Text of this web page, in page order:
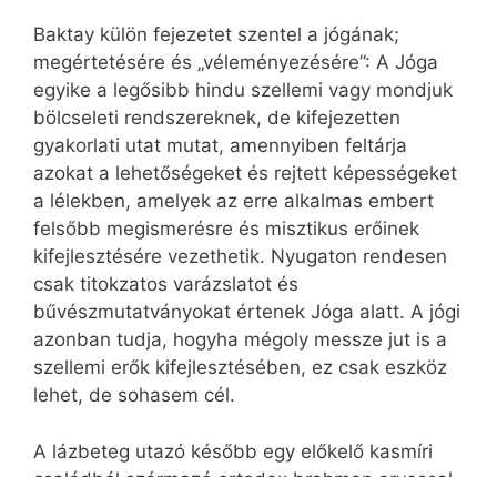
Baktay külön fejezetet szentel a jógának;
megértetésére és „véleményezésére”: A Jóga
egyike a legősibb hindu szellemi vagy mondjuk
bölcseleti rendszereknek, de kifejezetten
gyakorlati utat mutat, amennyiben feltárja
azokat a lehetőségeket és rejtett képességeket
a lélekben, amelyek az erre alkalmas embert
felsőbb megismerésre és misztikus erőinek
kifejlesztésére vezethetik. Nyugaton rendesen
csak titokzatos varázslatot és
bűvészmutatványokat értenek Jóga alatt. A jógi
azonban tudja, hogyha mégoly messze jut is a
szellemi erők kifejlesztésében, ez csak eszköz
lehet, de sohasem cél.
A lázbeteg utazó később egy előkelő kasmíri